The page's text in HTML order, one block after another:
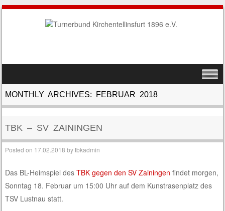
MENU
MONTHLY ARCHIVES: FEBRUAR 2018
TBK – SV ZAININGEN
Posted on 17.02.2018 bytbkadmin
Das BL-Heimspiel desTBK gegen den SV Zainingen findet morgen,
Sonntag 18. Februar um 15:00 Uhr auf dem Kunstrasenplatz des
TSV Lustnau statt.